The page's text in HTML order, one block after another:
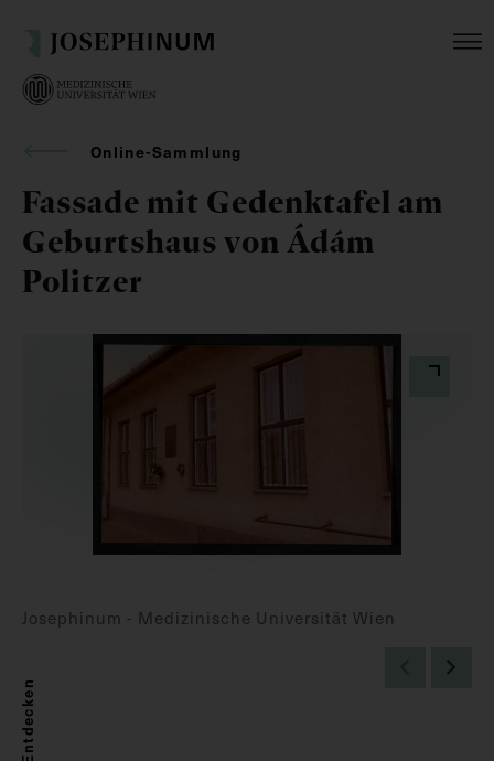
Online-Sammlung
Fassade mit Gedenktafel am
Geburtshaus von Ádám
Politzer
Josephinum - Medizinische Universität Wien
Entdecken